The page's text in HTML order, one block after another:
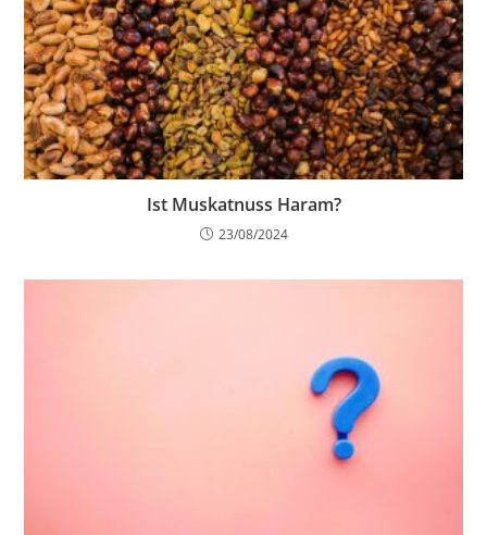
Ist Muskatnuss Haram?
23/08/2024